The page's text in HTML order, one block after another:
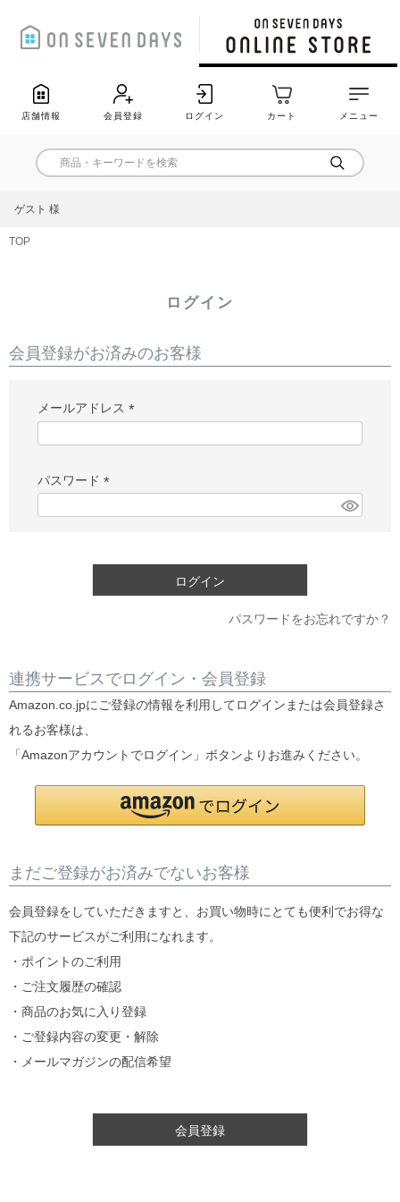
店舗情報 会員登録 ログイン カート メニュー
ゲスト 様
TOP
ログイン
会員登録がお済みのお客様
メールアドレス
(必
パスワード
(必
ログイン
パスワードをお忘れですか？
連携サービスでログイン・会員登録
Amazon.co.jpにご登録の情報を利用してログインまたは会員登録さ
れるお客様は、
「Amazonアカウントでログイン」ボタンよりお進みください。
まだご登録がお済みでないお客様
会員登録をしていただきますと、お買い物時にとても便利でお得な
下記のサービスがご利用になれます。
・ポイントのご利用
・ご注文履歴の確認
・商品のお気に入り登録
・ご登録内容の変更・解除
・メールマガジンの配信希望
会員登録